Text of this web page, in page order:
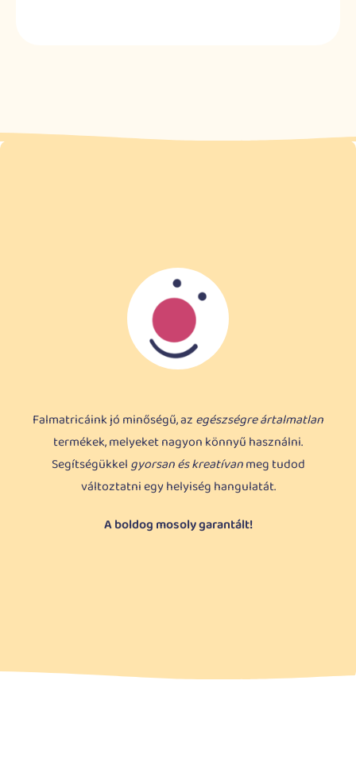
Falmatricáink jó minőségű, az egészségre ártalmatlan
termékek, melyeket nagyon könnyű használni.
Segítségükkelgyorsan és kreatívanmeg tudod
változtatni egy helyiség hangulatát.
A boldog mosoly garantált!